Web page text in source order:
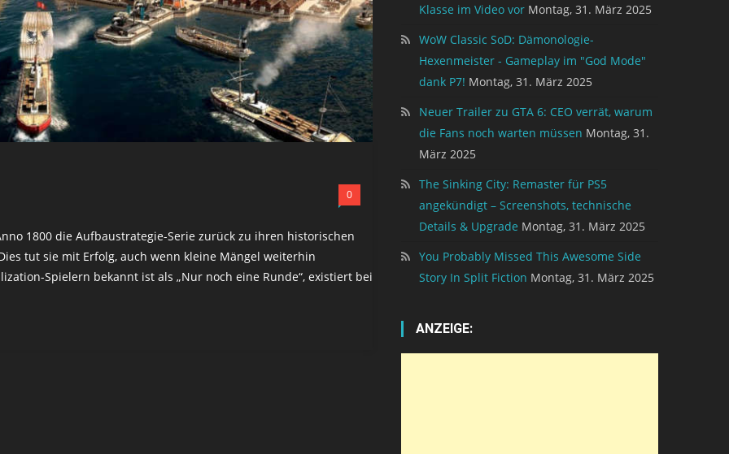
0
1800 die Aufbaustrategie-Serie zurück zu ihren historischen
tut sie mit Erfolg, auch wenn kleine Mängel weiterhin
Spielern bekannt ist als „Nur noch eine Runde“, existiert bei
Klasse im Video vor Montag, 31. März 2025
WoW Classic SoD: Dämonologie-
Hexenmeister - Gameplay im "God Mode"
dank P7! Montag, 31. März 2025
Neuer Trailer zu GTA 6: CEO verrät, warum
die Fans noch warten müssen Montag, 31.
März 2025
The Sinking City: Remaster für PS5
angekündigt – Screenshots, technische
Details & Upgrade Montag, 31. März 2025
You Probably Missed This Awesome Side
Story In Split Fiction Montag, 31. März 2025
ANZEIGE: